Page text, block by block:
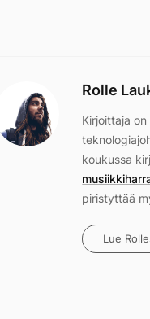
Rolle
Kirjoittaja
koukussa
piristyttää
Lue